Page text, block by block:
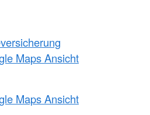
Maps Ansicht
Maps Ansicht